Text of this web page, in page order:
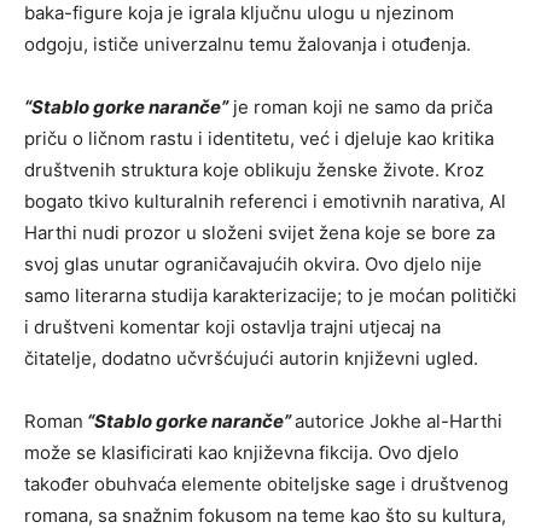
baka-figure koja je igrala ključnu ulogu u njezinom
odgoju, ističe univerzalnu temu žalovanja i otuđenja.
“Stablo gorke naranče”je roman koji ne samo da priča
priču o ličnom rastu i identitetu, već i djeluje kao kritika
društvenih struktura koje oblikuju ženske živote. Kroz
bogato tkivo kulturalnih referenci i emotivnih narativa, Al
Harthi nudi prozor u složeni svijet žena koje se bore za
svoj glas unutar ograničavajućih okvira. Ovo djelo nije
samo literarna studija karakterizacije; to je moćan politički
i društveni komentar koji ostavlja trajni utjecaj na
čitatelje, dodatno učvršćujući autorin književni ugled.
Roman “Stablo gorke naranče”autorice Jokhe al-Harthi
može se klasificirati kao književna fikcija. Ovo djelo
također obuhvaća elemente obiteljske sage i društvenog
romana, sa snažnim fokusom na teme kao što su kultura,